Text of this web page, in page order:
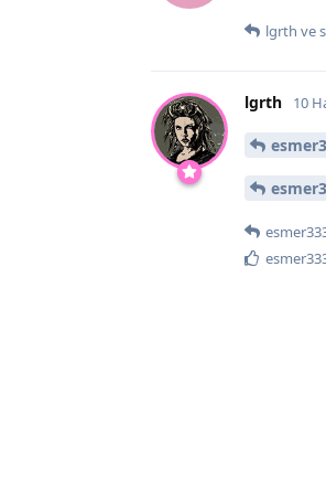
lgrth ve
lgrth 10